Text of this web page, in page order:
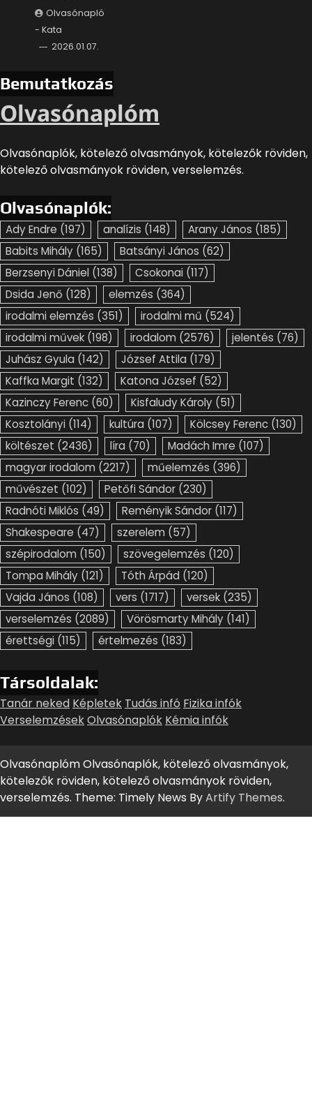
Olvasónapló
- Kata
2026.01.07.
Bemutatkozás
Olvasónaplóm
Olvasónaplók, kötelező olvasmányok, kötelezők röviden,
kötelező olvasmányok röviden, verselemzés.
Olvasónaplók:
Ady Endre (197) analízis (148) Arany János (185)
Babits Mihály (165) Batsányi János (62)
Berzsenyi Dániel (138) Csokonai (117)
Dsida Jenő (128) elemzés (364)
irodalmi elemzés (351) irodalmi mű (524)
irodalmi művek (198) irodalom (2576) jelentés (76)
Juhász Gyula (142) József Attila (179)
Kaffka Margit (132) Katona József (52)
Kazinczy Ferenc (60) Kisfaludy Károly (51)
Kosztolányi (114) kultúra (107) Kölcsey Ferenc (130)
költészet (2436) líra (70) Madách Imre (107)
magyar irodalom (2217) műelemzés (396)
művészet (102) Petőfi Sándor (230)
Radnóti Miklós (49) Reményik Sándor (117)
Shakespeare (47) szerelem (57)
szépirodalom (150) szövegelemzés (120)
Tompa Mihály (121) Tóth Árpád (120)
Vajda János (108) vers (1717) versek (235)
verselemzés (2089) Vörösmarty Mihály (141)
érettségi (115) értelmezés (183)
Társoldalak:
Tanár neked Képletek Tudás infó Fizika infók
VerselemzésekOlvasónaplók Kémia infók
Olvasónaplóm Olvasónaplók, kötelező olvasmányok,
kötelezők röviden, kötelező olvasmányok röviden,
verselemzés. Theme: Timely News ByArtify Themes.